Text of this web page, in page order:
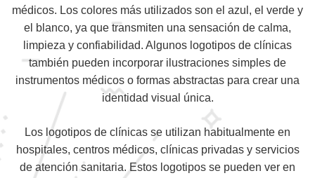
médicos. Los colores más utilizados son el azul, el verde y
el blanco, ya que transmiten una sensación de calma,
limpieza y confiabilidad. Algunos logotipos de clínicas
también pueden incorporar ilustraciones simples de
instrumentos médicos o formas abstractas para crear una
identidad visual única.
Los logotipos de clínicas se utilizan habitualmente en
hospitales, centros médicos, clínicas privadas y servicios
de atención sanitaria. Estos logotipos se pueden ver en